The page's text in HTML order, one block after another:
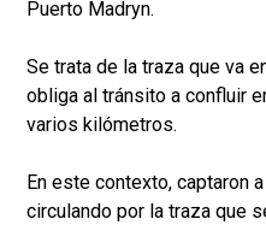
Puerto Madryn.
Se trata de la traza que va
obliga al tránsito a confluir
varios kilómetros.
En este contexto, captaron
circulando por la traza que